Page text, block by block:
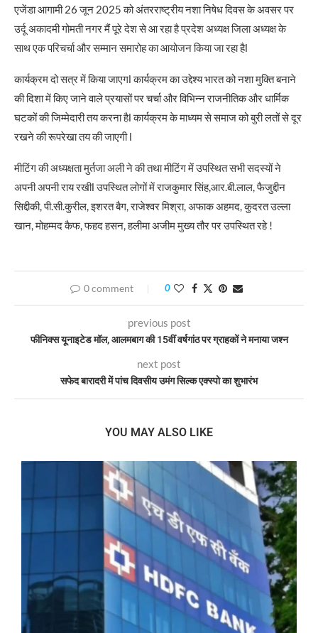
एजेंडा आगामी 26 जून 2025 को अंतरराष्ट्रीय नशा निषेध दिवस के अवसर पर
उर्दू अकादमी गोमती नगर मैं पूरे देश से आ रहा है प्रदेश अध्यक्ष जिला अध्यक्ष के
साथ एक परिचर्चा और सम्मान समारोह का आयोजन किया जा रहा हैl
कार्यक्रम दो सत्र में किया जाएगl कार्यक्रम का उद्देश्य भारत को नशा मुक्ति बनाने
की दिशा में किए जाने वाले प्रयासों पर चर्चा और विभिन्न राजनीतिक और धार्मिक
घटकों की जिम्मेदारी तय करना हैl कार्यक्रम के माध्यम से समाज को बुरी लतों से दूर
रखने की रूपरेखा तय की जाएगी l
मीटिंग की अध्यक्षता मुर्तजा अली ने की तथा मीटिंग में उपस्थित सभी सदस्यों ने
अपनी अपनी राय रखीl उपस्थित लोगों में राजकुमार सिंह,आर.बी.लाल, फैजुद्दीन
सिद्दीकी, पी.सी.कुरील, इशरत बैग, राजेश्वर मिश्रा, अफाक अहमद, कुदरत उल्ला
खान, मोहम्मद कैफ, फहद हसन, हलीमा अजीम मुख्य तौर पर उपस्थित रहे !
0 comment 0
previous post
फीनिक्स यूनाइटेड मॉल, आलमबाग की 15वीं वर्षगांठ पर ग्राहकों ने मनाया जश्न
next post
सफेद बारादरी में पांच दिवसीय उमंग सिल्क एक्स्पो का शुभारंभ
YOU MAY ALSO LIKE